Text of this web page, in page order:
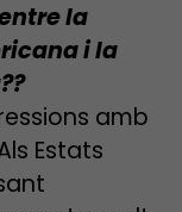
la
i la
amb
Estats